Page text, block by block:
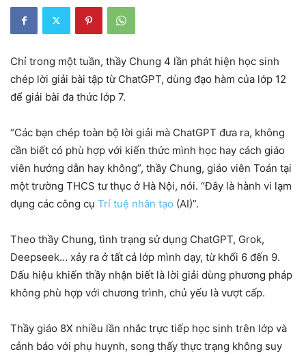
Chỉ trong một tuần, thầy Chung 4 lần phát hiện học sinh
chép lời giải bài tập từ ChatGPT, dùng đạo hàm của lớp 12
để giải bài đa thức lớp 7.
“Các bạn chép toàn bộ lời giải mà ChatGPT đưa ra, không
cần biết có phù hợp với kiến thức mình học hay cách giáo
viên hướng dẫn hay không”, thầy Chung, giáo viên Toán tại
một trường THCS tư thục ở Hà Nội, nói. “Đây là hành vi lạm
dụng các công cụ Trí tuệ nhân tạo (AI)”.
Theo thầy Chung, tình trạng sử dụng ChatGPT, Grok,
Deepseek… xảy ra ở tất cả lớp mình dạy, từ khối 6 đến 9.
Dấu hiệu khiến thầy nhận biết là lời giải dùng phương pháp
không phù hợp với chương trình, chủ yếu là vượt cấp.
Thầy giáo 8X nhiều lần nhắc trực tiếp học sinh trên lớp và
cảnh báo với phụ huynh, song thấy thực trạng không suy